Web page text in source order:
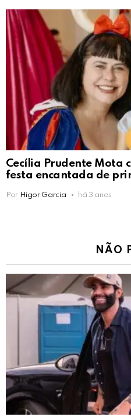
Cecília Prudente Mota
festa encantada de
Por Higor Garcia há 3 anos
NÃO